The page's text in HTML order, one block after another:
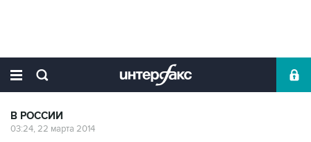
В РОССИИ
03:24, 22 марта 2014